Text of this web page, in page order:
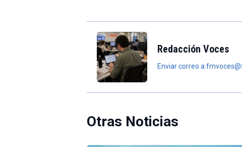
Redacción Voces
Enviar correo a
Otras Noticias